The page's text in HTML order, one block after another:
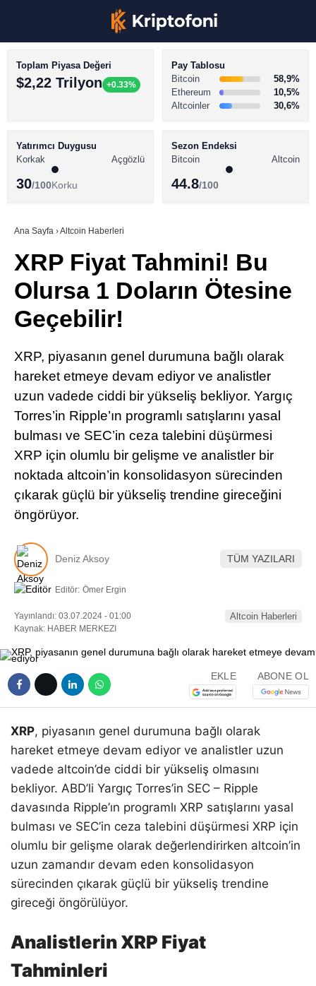
Youtube
TikTok
LinkedIn
Telegram
BİTCOİN HABERLERİ
ALTCOİN HABERLERİ
SÖZLÜK
Toplam Piyasa Değeri
$2,22 Trilyon +0.33%
Pay Tablosu
Bitcoin
58,9%
Ethereum
10,5%
Altcoinler
30,6%
Yatırımcı Duygusu
Korkak
Açgözlü
30/100Korku
Sezon Endeksi
Bitcoin
Altcoin
44.8/100
Ana Sayfa ›Altcoin Haberleri
XRP Fiyat Tahmini! Bu
Olursa 1 Doların Ötesine
Geçebilir!
XRP, piyasanın genel durumuna bağlı olarak
hareket etmeye devam ediyor ve analistler
uzun vadede ciddi bir yükseliş bekliyor. Yargıç
Torres’in Ripple’ın programlı satışlarını yasal
bulması ve SEC’in ceza talebini düşürmesi
XRP için olumlu bir gelişme ve analistler bir
noktada altcoin’in konsolidasyon sürecinden
çıkarak güçlü bir yükseliş trendine gireceğini
öngörüyor.
Deniz Aksoy TÜM YAZILARI
Editör: Ömer Ergin
Yayınlandı: 03.07.2024 - 01:00
Kaynak: HABER MERKEZI
Altcoin Haberleri
EKLE ABONE OL
XRP, piyasanın genel durumuna bağlı olarak
hareket etmeye devam ediyor ve analistler uzun
vadede altcoin’de ciddi bir yükseliş olmasını
bekliyor. ABD’li Yargıç Torres’in SEC – Ripple
davasında Ripple’ın programlı XRP satışlarını yasal
bulması ve SEC’in ceza talebini düşürmesi XRP için
olumlu bir gelişme olarak değerlendirirken altcoin’in
uzun zamandır devam eden konsolidasyon
sürecinden çıkarak güçlü bir yükseliş trendine
gireceği öngörülüyor.
Analistlerin XRP Fiyat
Tahminleri